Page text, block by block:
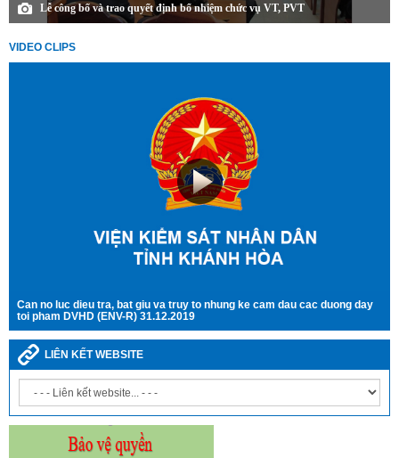
Lễ công bố và trao quyết định bổ nhiệm chức vụ VT, PVT
VIDEO CLIPS
Can no luc dieu tra, bat giu va truy to nhung ke cam dau cac duong day
toi pham DVHD (ENV-R) 31.12.2019
LIÊN KẾT WEBSITE